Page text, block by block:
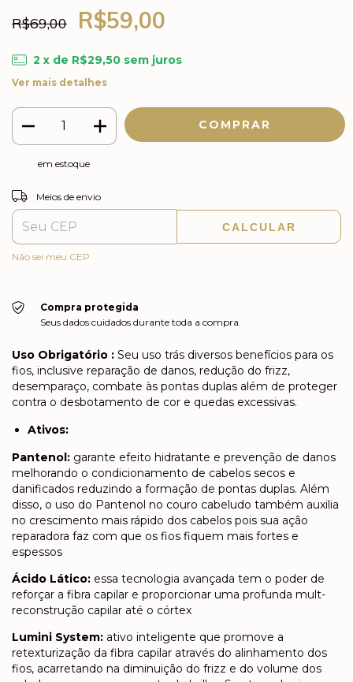
R$69,00 R$59,00
2 x de R$29,50 sem juros
Ver mais detalhes
em estoque
Entregas para o CEP:
Meios de envio
CALCULAR
Não sei meu CEP
Compra protegida
Seus dados cuidados durante toda a compra.
Uso Obrigatório : Seu uso trás diversos benefícios para os
fios, inclusive reparação de danos, redução do frizz,
desemparaço, combate às pontas duplas além de proteger
contra o desbotamento de cor e quedas excessivas.
Ativos:
Pantenol: garante efeito hidratante e prevenção de danos
melhorando o condicionamento de cabelos secos e
danificados reduzindo a formação de pontas duplas. Além
disso, o uso do Pantenol no couro cabeludo também auxilia
no crescimento mais rápido dos cabelos pois sua ação
reparadora faz com que os fios fiquem mais fortes e
espessos
Ácido Lático: essa tecnologia avançada tem o poder de
reforçar a fibra capilar e proporcionar uma profunda mult-
reconstrução capilar até o córtex
Lumini System: ativo inteligente que promove a
retexturização da fibra capilar através do alinhamento dos
fios, acarretando na diminuição do frizz e do volume dos